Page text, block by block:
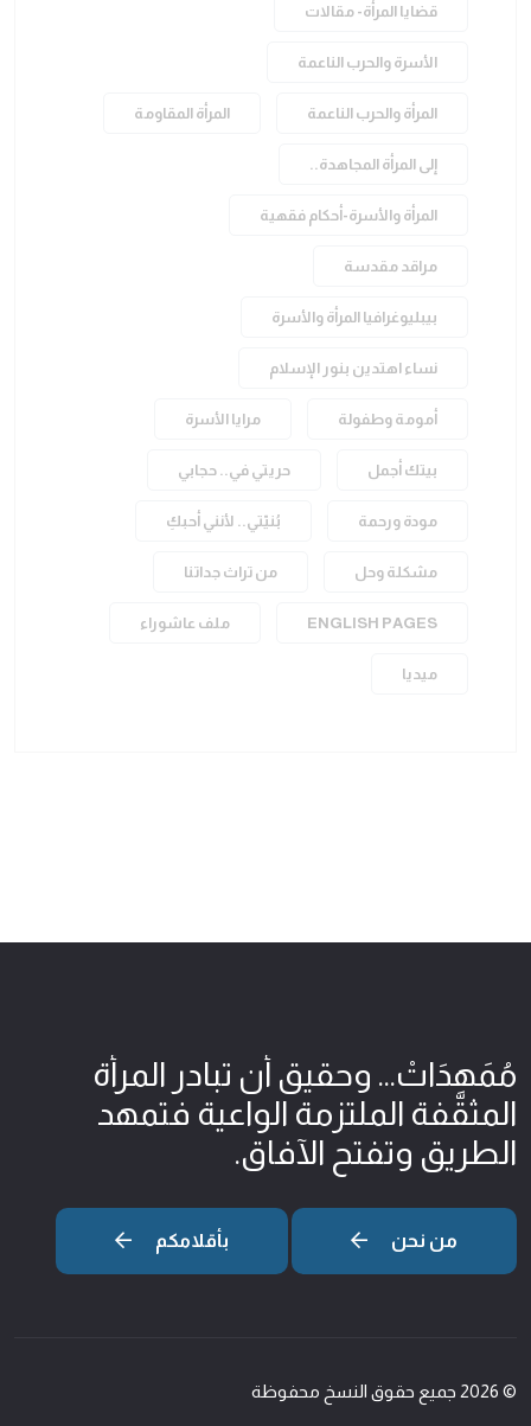
قضايا المرأة- مقالات
الأسرة والحرب الناعمة
المرأة والحرب الناعمة المرأة المقاومة
إلى المرأة المجاهدة..
المرأة والأسرة-أحكام فقهية
مراقد مقدسة
بيبليوغرافيا المرأة والأسرة
نساء اهتدين بنور الإسلام
أمومة وطفولة مرايا الأسرة
بيتك أجمل حريتي في.. حجابي
مودة ورحمة بُنيّتي.. لأنني أحبكِ
مشكلة وحل من تراث جداتنا
ENGLISH PAGES ملف عاشوراء
ميديا
مُمَهِدَاتْ... وحقيق أن تبادر المرأة
المثقّفة الملتزمة الواعية فتمهد
الطريق وتفتح الآفاق.
من نحن بأقلامكم
© 2026 جميع حقوق النسخ محفوظة